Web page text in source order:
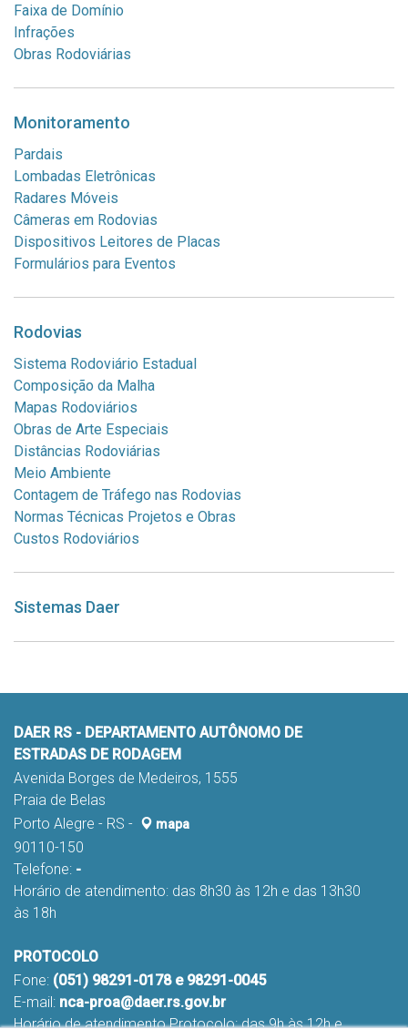
Faixa de Domínio
Infrações
Obras Rodoviárias
Monitoramento
Pardais
Lombadas Eletrônicas
Radares Móveis
Câmeras em Rodovias
Dispositivos Leitores de Placas
Formulários para Eventos
Rodovias
Sistema Rodoviário Estadual
Composição da Malha
Mapas Rodoviários
Obras de Arte Especiais
Distâncias Rodoviárias
Meio Ambiente
Contagem de Tráfego nas Rodovias
Normas Técnicas Projetos e Obras
Custos Rodoviários
Sistemas Daer
DAER RS - DEPARTAMENTO AUTÔNOMO DE
ESTRADAS DE RODAGEM
Avenida Borges de Medeiros, 1555
Praia de Belas
Porto Alegre - RS -
mapa
90110-150
Telefone: -
Horário de atendimento: das 8h30 às 12h e das 13h30
às 18h
PROTOCOLO
Fone: (051) 98291-0178 e 98291-0045
E-mail: nca-proa@daer.rs.gov.br
Horário de atendimento Protocolo: das 9h às 12h e